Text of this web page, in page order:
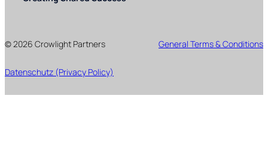
© 2026 Crowlight Partners General Terms & Conditions
Datenschutz (Privacy Policy)